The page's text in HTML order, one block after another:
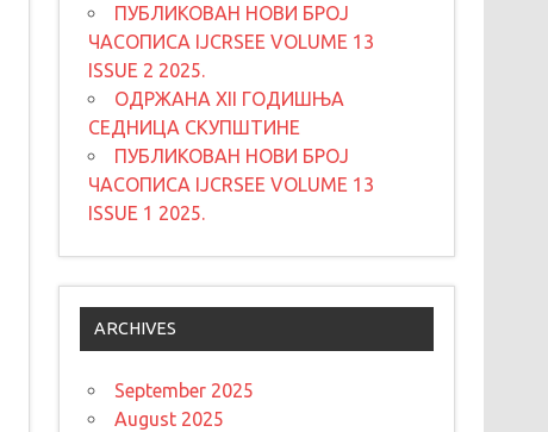
ПУБЛИКОВАН НОВИ БРОЈ
ЧАСОПИСА IJCRSEE VOLUME 13
ISSUE 2 2025.
ОДРЖАНА XII ГОДИШЊА
СЕДНИЦА СКУПШТИНЕ
ПУБЛИКОВАН НОВИ БРОЈ
ЧАСОПИСА IJCRSEE VOLUME 13
ISSUE 1 2025.
ARCHIVES
September 2025
August 2025